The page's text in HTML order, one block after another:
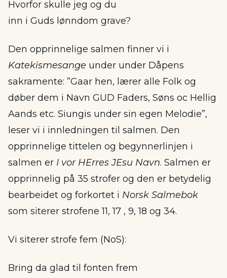
Hvorfor skulle jeg og du
inn i Guds lønndom grave?
Den opprinnelige salmen finner vi i
Katekismesange under under Dåpens
sakramente: ”Gaar hen, lærer alle Folk og
døber dem i Navn GUD Faders, Søns oc Hellig
Aands etc. Siungis under sin egen Melodie”,
leser vi i innledningen til salmen. Den
opprinnelige tittelen og begynnerlinjen i
salmen er I vor HErres JEsu Navn. Salmen er
opprinnelig på 35 strofer og den er betydelig
bearbeidet og forkortet i Norsk Salmebok
som siterer strofene 11, 17 , 9, 18 og 34.
Vi siterer strofe fem (NoS):
Bring da glad til fonten frem